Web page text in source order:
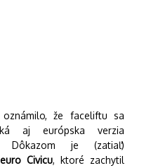
oznámilo, že faceliftu sa
aj európska verzia
Dôkazom je (zatiaľ)
Civicu, ktoré zachytil